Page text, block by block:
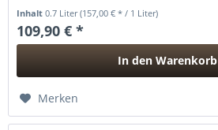
Inhalt0.7 Liter(157,00 € * / 1 Liter)
109,90 € *
In den Warenkorb
Merken